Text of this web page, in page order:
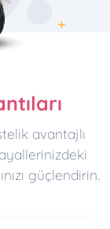
avantajlı
güçlendirin.